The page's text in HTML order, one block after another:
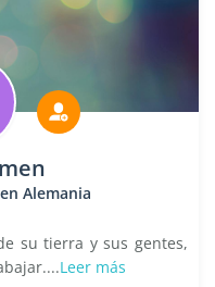
Alemania
su tierra y sus gentes,
Leer más